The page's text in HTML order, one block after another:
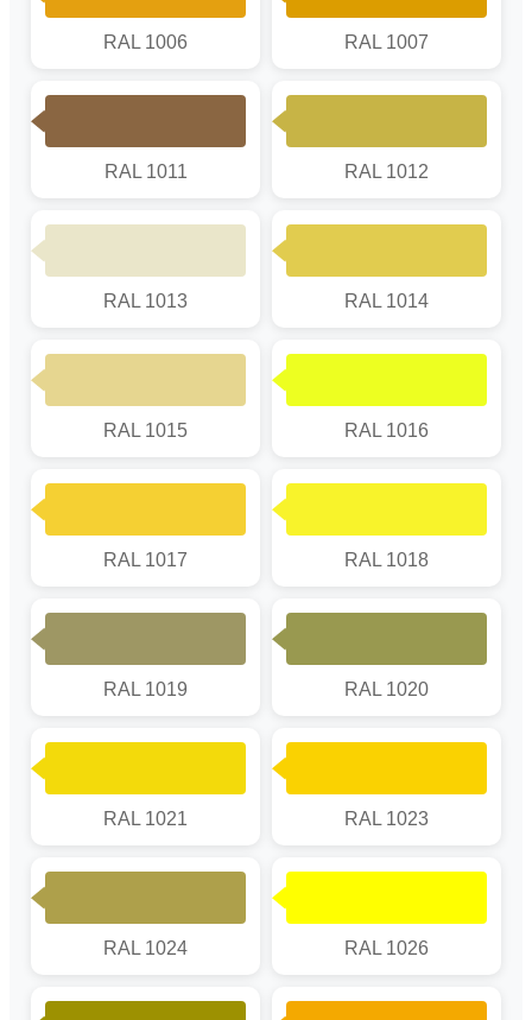
RAL 1006 RAL 1007
RAL 1011 RAL 1012
RAL 1013 RAL 1014
RAL 1015 RAL 1016
RAL 1017 RAL 1018
RAL 1019 RAL 1020
RAL 1021 RAL 1023
RAL 1024 RAL 1026